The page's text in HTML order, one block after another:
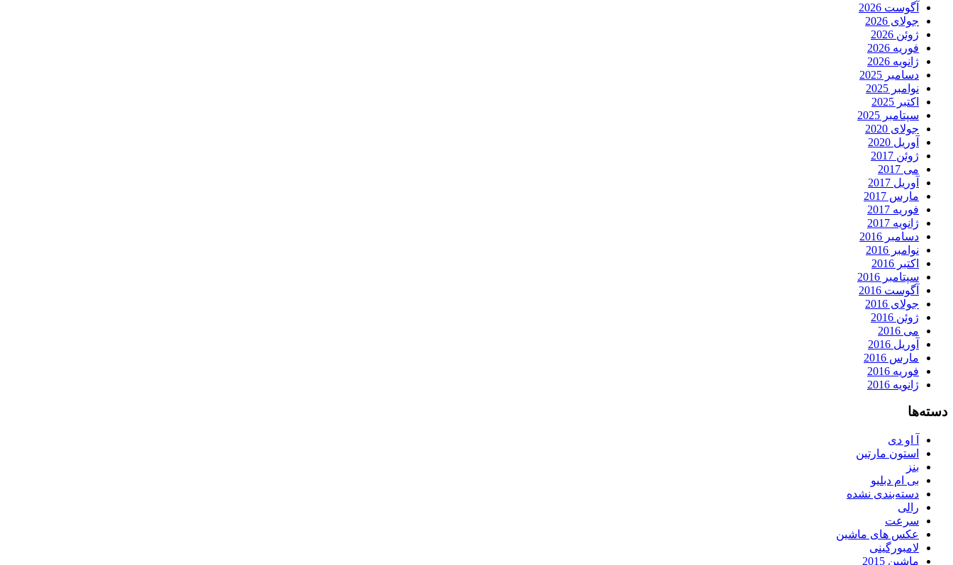
آگوست 2026
جولای 2026
ژوئن 2026
فوریه 2026
ژانویه 2026
دسامبر 2025
نوامبر 2025
اکتبر 2025
سپتامبر 2025
جولای 2020
آوریل 2020
ژوئن 2017
می 2017
آوریل 2017
مارس 2017
فوریه 2017
ژانویه 2017
دسامبر 2016
نوامبر 2016
اکتبر 2016
سپتامبر 2016
آگوست 2016
جولای 2016
ژوئن 2016
می 2016
آوریل 2016
مارس 2016
فوریه 2016
ژانویه 2016
دسته‌ها
آ او دی
استون مارتین
بنز
بی ام دبلیو
دسته‌بندی نشده
رالی
سرعت
عکس های ماشین
لامبورگینی
ماشین 2015